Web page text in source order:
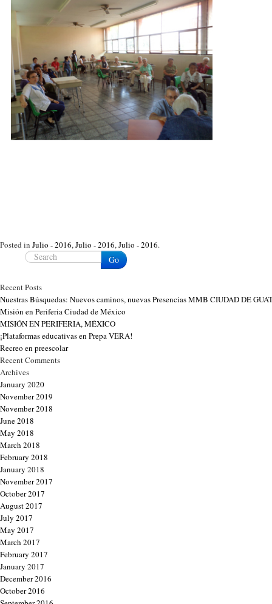
Posted in Julio - 2016,Julio - 2016,Julio - 2016.
Go
Recent Posts
Nuestras Búsquedas: Nuevos caminos, nuevas Presencias MMB CIUDAD DE
Misión en Periferia Ciudad de México
MISIÓN EN PERIFERIA, MÉXICO
¡Plataformas educativas en Prepa VERA!
Recreo en preescolar
Recent Comments
Archives
January 2020
November 2019
November 2018
June 2018
May 2018
March 2018
February 2018
January 2018
November 2017
October 2017
August 2017
July 2017
May 2017
March 2017
February 2017
January 2017
December 2016
October 2016